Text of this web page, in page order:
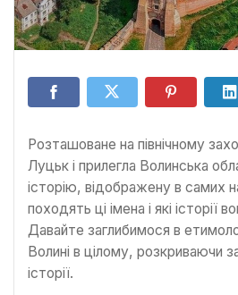
Розташоване на північному
Луцьк і прилегла Волинська
історію, відображену в самих
походять ці імена і які історії
Давайте заглибимося в
Волині в цілому, розкриваючи
історії.